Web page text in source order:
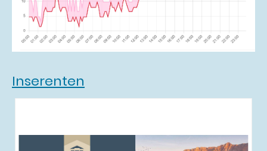
Inserenten